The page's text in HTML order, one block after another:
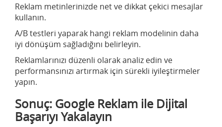
Reklam metinlerinizde net ve dikkat çekici mesajlar
kullanın.
A/B testleri yaparak hangi reklam modelinin daha
iyi dönüşüm sağladığını belirleyin.
Reklamlarınızı düzenli olarak analiz edin ve
performansınızı artırmak için sürekli iyileştirmeler
yapın.
Sonuç: Google Reklam ile Dijital
Başarıyı Yakalayın